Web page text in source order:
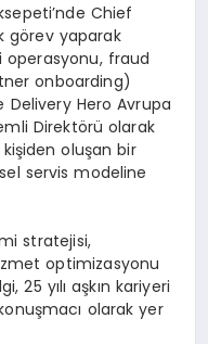
Chief
görev yaparak
operasyonu, fraud
onboarding)
Delivery Hero Avrupa
Direktörü olarak
oluşan bir
servis modeline
stratejisi,
optimizasyonu
25 yılı aşkın kariyeri
olarak yer